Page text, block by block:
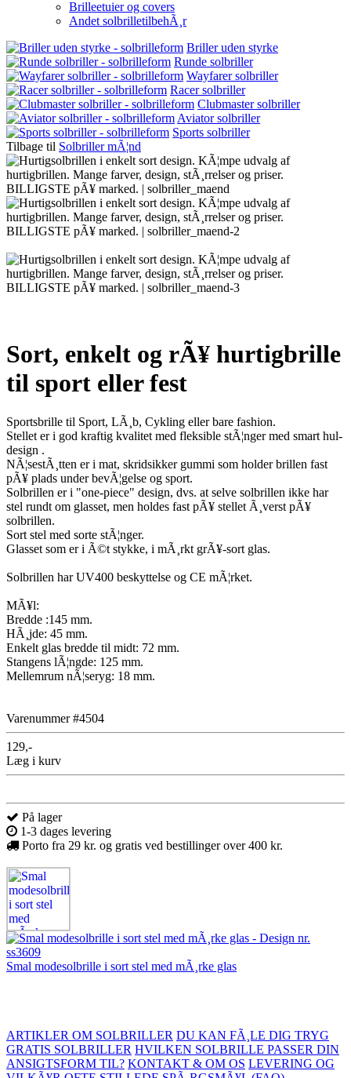
Brilleetuier og covers
Andet solbrilletilbehÃ¸r
Briller uden styrke
Runde solbriller
Wayfarer solbriller
Racer solbriller
Clubmaster solbriller
Aviator solbriller
Sports solbriller
Tilbage til Solbriller mÃ¦nd
Sort, enkelt og rÃ¥ hurtigbrille
til sport eller fest
Sportsbrille til Sport, LÃ¸b, Cykling eller bare fashion.
Stellet er i god kraftig kvalitet med fleksible stÃ¦nger med smart hul-
design .
NÃ¦sestÃ¸tten er i mat, skridsikker gummi som holder brillen fast
pÃ¥ plads under bevÃ¦gelse og sport.
Solbrillen er i "one-piece" design, dvs. at selve solbrillen ikke har
stel rundt om glasset, men holdes fast pÃ¥ stellet Ã¸verst pÃ¥
solbrillen.
Sort stel med sorte stÃ¦nger.
Glasset som er i Ã©t stykke, i mÃ¸rkt grÃ¥-sort glas.
Solbrillen har UV400 beskyttelse og CE mÃ¦rket.
MÃ¥l:
Bredde :145 mm.
HÃ¸jde: 45 mm.
Enkelt glas bredde til midt: 72 mm.
Stangens lÃ¦ngde: 125 mm.
Mellemrum nÃ¦seryg: 18 mm.
Varenummer #4504
129,-
Læg i kurv
På lager
1-3 dages levering
Porto fra 29 kr. og gratis ved bestillinger over 400 kr.
Smal modesolbrille i sort stel med mÃ¸rke glas
ARTIKLER OM SOLBRILLER DU KAN FÃ¸LE DIG TRYG
GRATIS SOLBRILLER HVILKEN SOLBRILLE PASSER DIN
ANSIGTSFORM TIL? KONTAKT & OM OS LEVERING OG